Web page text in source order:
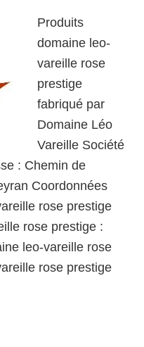
Produits
domaine leo-
vareille rose
prestige
fabriqué par
Domaine Léo
Vareille Société
: Chemin de
Coordonnées
rose prestige
rose prestige :
leo-vareille rose
rose prestige